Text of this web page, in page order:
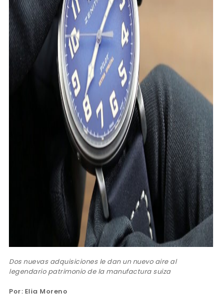
Dos nuevas adquisiciones le dan un nuevo aire al
legendario patrimonio de la manufactura suiza
Por: Elia Moreno